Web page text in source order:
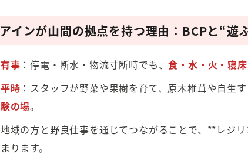
アインが山間の拠点を持つ理由：BCPと“遊
有事 ：停電・断水・物流寸断時でも、食・水・火・寝床
平時 ：スタッフが野菜や果樹を育て、原木椎茸や自生
験の場。
地域の方と野良仕事を通じてつながることで、**レジ
まります。